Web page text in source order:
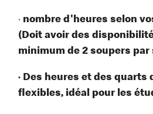
· nombre d'heures selon
(Doit avoir des
minimum de 2 soupers par
· Des heures et des quarts
flexibles, idéal pour les